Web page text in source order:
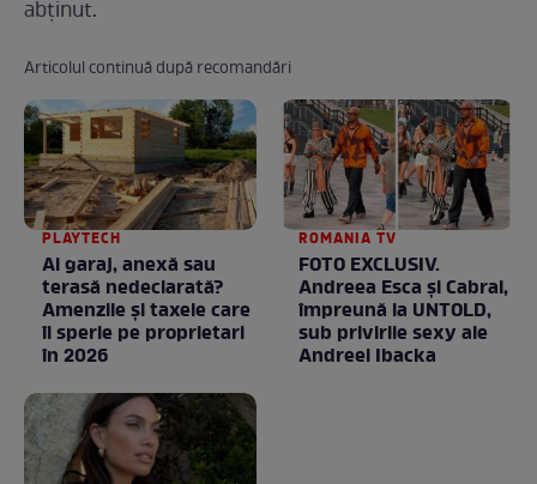
abținut.
Articolul continuă după recomandări
PLAYTECH
Ai garaj, anexă sau
terasă nedeclarată?
Amenzile și taxele care
îi sperie pe proprietari
în 2026
ROMANIA TV
FOTO EXCLUSIV.
Andreea Esca şi Cabral,
împreună la UNTOLD,
sub privirile sexy ale
Andreei Ibacka